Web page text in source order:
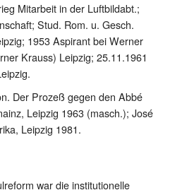
Mitarbeit in der Luftbildabt.;
Stud. Rom. u. Gesch.
1953 Aspirant bei Werner
Krauss) Leipzig; 25.11.1961
Der Prozeß gegen den Abbé
Leipzig 1963 (masch.); José
Leipzig 1981.
war die institutionelle